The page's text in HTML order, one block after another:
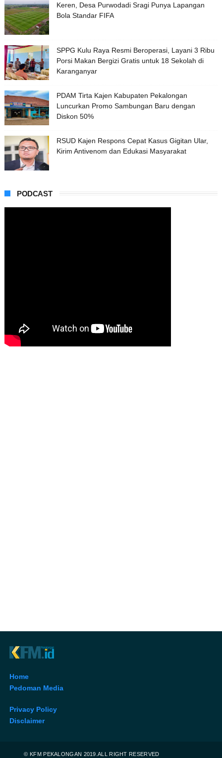
Keren, Desa Purwodadi Sragi Punya Lapangan
Bola Standar FIFA
SPPG Kulu Raya Resmi Beroperasi, Layani 3 Ribu
Porsi Makan Bergizi Gratis untuk 18 Sekolah di
Karanganyar
PDAM Tirta Kajen Kabupaten Pekalongan
Luncurkan Promo Sambungan Baru dengan
Diskon 50%
RSUD Kajen Respons Cepat Kasus Gigitan Ular,
Kirim Antivenom dan Edukasi Masyarakat
PODCAST
Home
Pedoman Media
Privacy Policy
Disclaimer
© KFM PEKALONGAN 2019.ALL RIGHT RESERVED